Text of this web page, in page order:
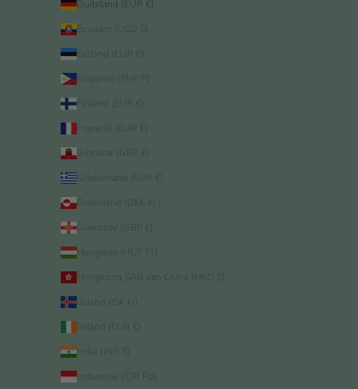
Duitsland (EUR €)
Ecuador (USD $)
Estland (EUR €)
Filipijnen (PHP ₱)
Finland (EUR €)
Frankrijk (EUR €)
Gibraltar (GBP £)
Griekenland (EUR €)
Groenland (DKK kr.)
Guernsey (GBP £)
Hongarije (HUF Ft)
Hongkong SAR van China (HKD $)
IJsland (ISK kr)
Ierland (EUR €)
India (INR ₹)
Indonesië (IDR Rp)